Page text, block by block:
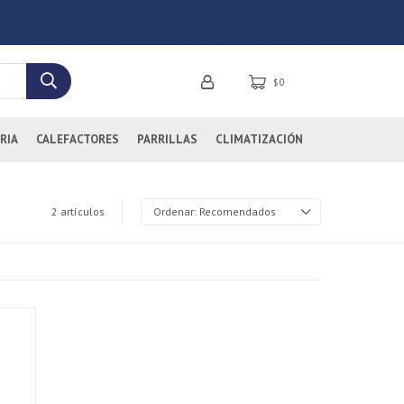
CALEFACTORES PARRILLAS CLIMATIZACIÓN
$0
2 artículos Recomendados